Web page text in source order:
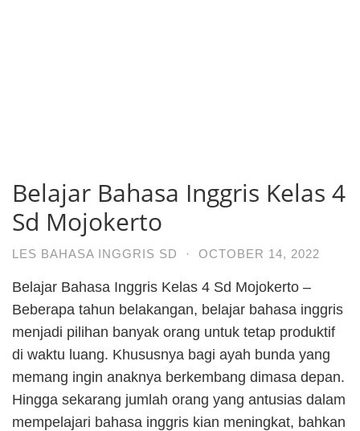
Belajar Bahasa Inggris Kelas 4
Sd Mojokerto
LES BAHASA INGGRIS SD · OCTOBER 14, 2022
Belajar Bahasa Inggris Kelas 4 Sd Mojokerto –
Beberapa tahun belakangan, belajar bahasa inggris
menjadi pilihan banyak orang untuk tetap produktif
di waktu luang. Khususnya bagi ayah bunda yang
memang ingin anaknya berkembang dimasa depan.
Hingga sekarang jumlah orang yang antusias dalam
mempelajari bahasa inggris kian meningkat, bahkan